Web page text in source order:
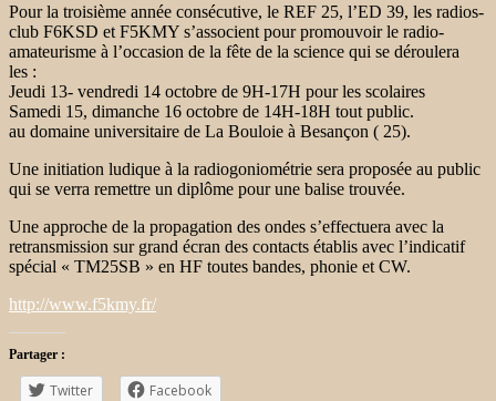
Pour la troisième année consécutive, le REF 25, l’ED 39, les radios-
club F6KSD et F5KMY s’associent pour promouvoir le radio-
amateurisme à l’occasion de la fête de la science qui se déroulera
les :
Jeudi 13- vendredi 14 octobre de 9H-17H pour les scolaires
Samedi 15, dimanche 16 octobre de 14H-18H tout public.
au domaine universitaire de La Bouloie à Besançon ( 25).
Une initiation ludique à la radiogoniométrie sera proposée au public
qui se verra remettre un diplôme pour une balise trouvée.
Une approche de la propagation des ondes s’effectuera avec la
retransmission sur grand écran des contacts établis avec l’indicatif
spécial « TM25SB » en HF toutes bandes, phonie et CW.
http://www.f5kmy.fr/
Partager :
Twitter Facebook